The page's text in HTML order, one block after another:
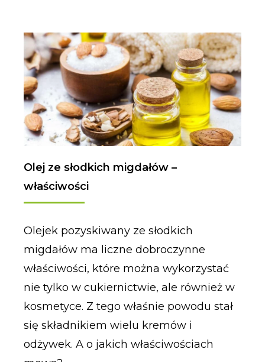
Olej ze słodkich migdałów –
właściwości
Olejek pozyskiwany ze słodkich
migdałów ma liczne dobroczynne
właściwości, które można wykorzystać
nie tylko w cukiernictwie, ale również w
kosmetyce. Z tego właśnie powodu stał
się składnikiem wielu kremów i
odżywek. A o jakich właściwościach